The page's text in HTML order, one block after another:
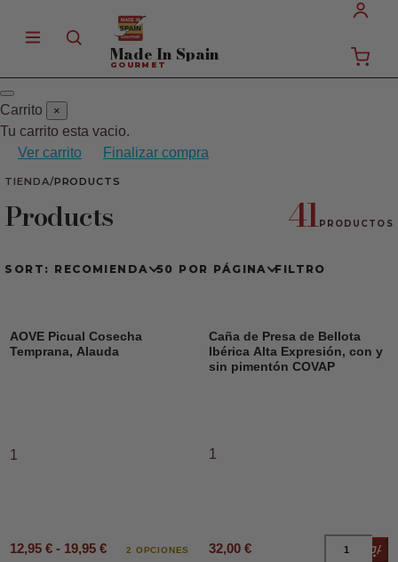
Made In Spain
GOURMET
Carrito ×
Tu carrito esta vacio.
Ver carrito
Finalizar compra
TIENDA/PRODUCTS
Products 41PRODUCTOS
SORT: RECOMIENDA 50 POR PÁGINA FILTRO
AOVE Picual Cosecha
Temprana, Alauda
1
12,95 € - 19,95 € 2 OPCIONES
Caña de Presa de Bellota
Ibérica Alta Expresión, con y
sin pimentón COVAP
1
32,00 €